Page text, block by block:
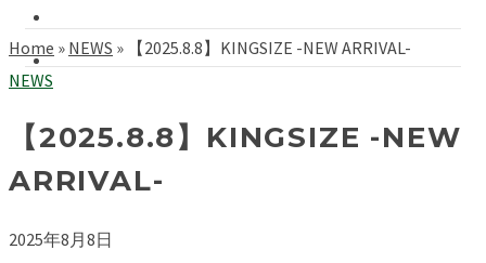
Home » NEWS »
【2025.8.8】KINGSIZE -NEW ARRIVAL-
NEWS
【2025.8.8】KINGSIZE -NEW
ARRIVAL-
2025年8月8日